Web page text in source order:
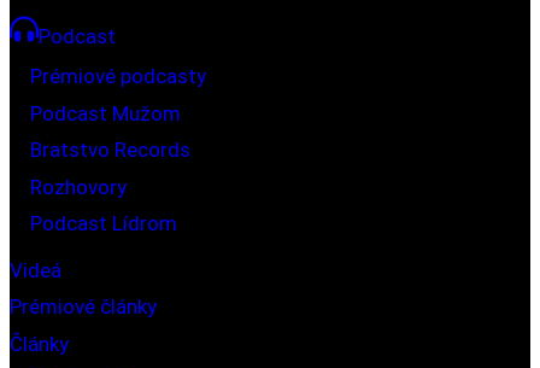
Podcast
Prémiové podcasty
Podcast Mužom
Bratstvo Records
Rozhovory
Podcast Lídrom
Videá
Prémiové články
Články